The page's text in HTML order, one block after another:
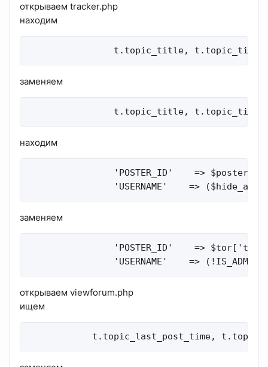
открываем tracker.php
находим
t.topic_title,
заменяем
t.topic_title,
находим
'POSTER_ID'    =>
'USERNAME'    =>
заменяем
'POSTER_ID'    =>
'USERNAME'    => (!IS_ADMIN
открываем viewforum.php
ищем
t.topic_last_post_time,